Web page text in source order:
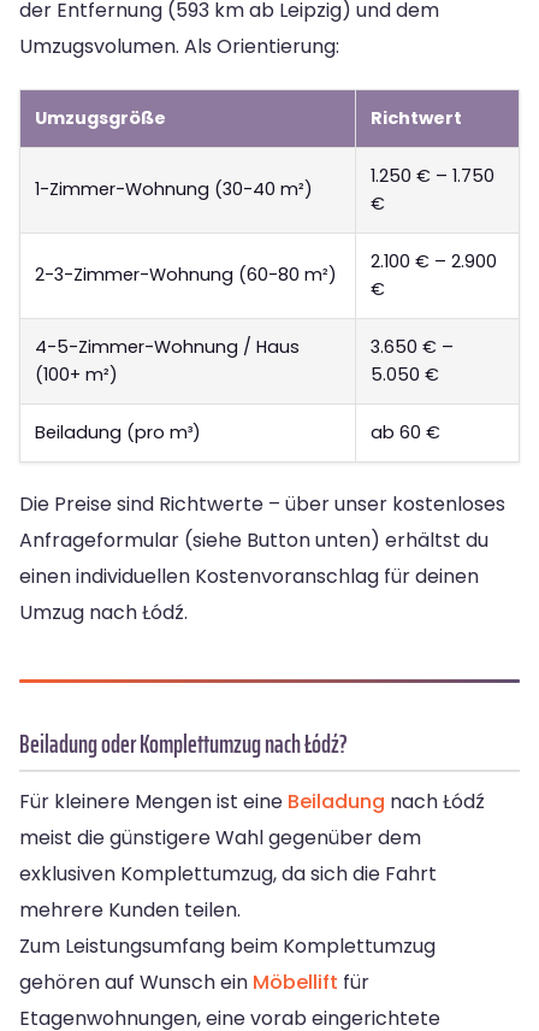
der Entfernung (593 km ab Leipzig) und dem
Umzugsvolumen. Als Orientierung:
Umzugsgröße Richtwert
1-Zimmer-Wohnung (30-40 m²)
1.250 € – 1.750
€
2-3-Zimmer-Wohnung (60-80 m²)
2.100 € – 2.900
€
4-5-Zimmer-Wohnung / Haus
(100+ m²)
3.650 € –
5.050 €
Beiladung (pro m³) ab 60 €
Die Preise sind Richtwerte – über unser kostenloses
Anfrageformular (siehe Button unten) erhältst du
einen individuellen Kostenvoranschlag für deinen
Umzug nach Łódź.
Beiladung oder Komplettumzug nach Łódź?
Für kleinere Mengen ist eine Beiladung nach Łódź
meist die günstigere Wahl gegenüber dem
exklusiven Komplettumzug, da sich die Fahrt
mehrere Kunden teilen.
Zum Leistungsumfang beim Komplettumzug
gehören auf Wunsch ein Möbellift für
Etagenwohnungen, eine vorab eingerichtete